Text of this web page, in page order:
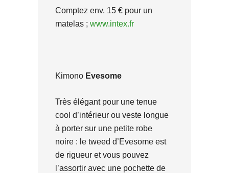
Comptez env. 15 € pour un
matelas ; www.intex.fr
Kimono Evesome
Très élégant pour une tenue
cool d’intérieur ou veste longue
à porter sur une petite robe
noire : le tweed d’Evesome est
de rigueur et vous pouvez
l’assortir avec une pochette de